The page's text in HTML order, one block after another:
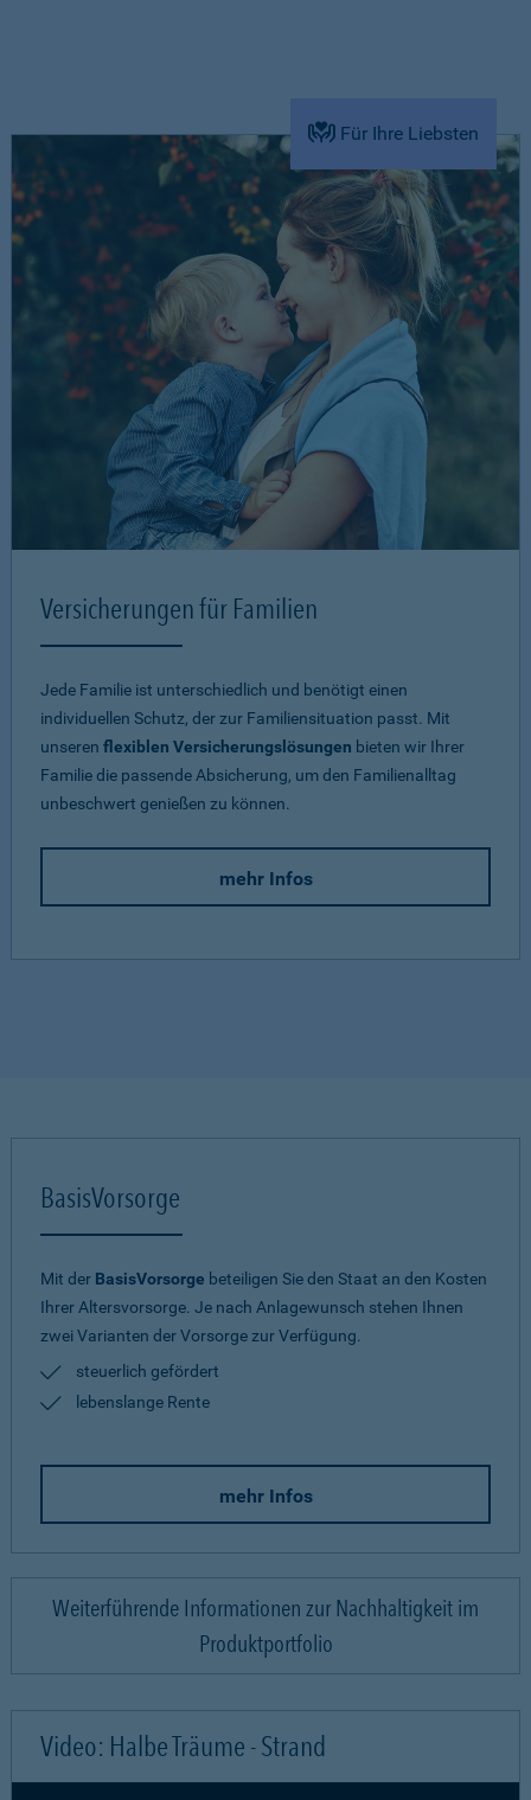
Für Ihre Liebsten
Versicherungen für Familien
Jede Familie ist unterschiedlich und benötigt einen
individuellen Schutz, der zur Familiensituation passt. Mit
unseren flexiblen Versicherungslösungen bieten wir Ihrer
Familie die passende Absicherung, um den Familienalltag
unbeschwert genießen zu können.
mehr Infos
BasisVorsorge
Mit der BasisVorsorge beteiligen Sie den Staat an den Kosten
Ihrer Altersvorsorge. Je nach Anlagewunsch stehen Ihnen
zwei Varianten der Vorsorge zur Verfügung.
steuerlich gefördert
lebenslange Rente
mehr Infos
Weiterführende Informationen zur Nachhaltigkeit im
Produktportfolio
Video: Halbe Träume - Strand